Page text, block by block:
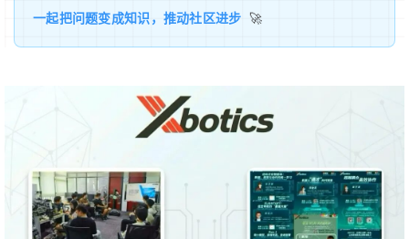
一起把问题变成知识，推动社区进步 🚀